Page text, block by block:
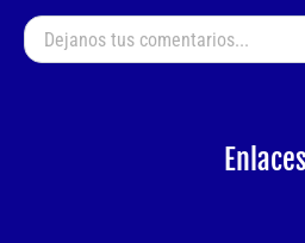
Enlaces